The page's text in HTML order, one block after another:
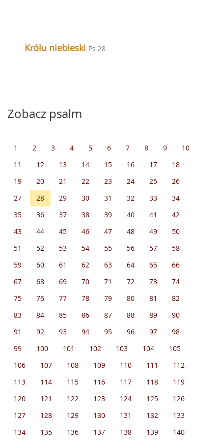
Królu niebieski Ps 28
Zobacz psalm
1 2 3 4 5 6 7 8 9
10
11
12 13 14 15 16 17
18
19
20 21 22 23 24 25
26
27
28 29 30 31 32 33
34
35
36 37 38 39 40 41
42
43
44 45 46 47 48 49
50
51
52 53 54 55 56 57
58
59
60 61 62 63 64 65
66
67
68 69 70 71 72 73
74
75
76 77 78 79 80 81
82
83
84 85 86 87 88 89
90
91
92 93 94 95 96 97
98
99
100 101 102 103 104
105
106
107 108 109 110 111
112
113
114 115 116 117 118
119
120
121 122 123 124 125
126
127
128 129 130 131 132
133
134
135 136 137 138 139
140